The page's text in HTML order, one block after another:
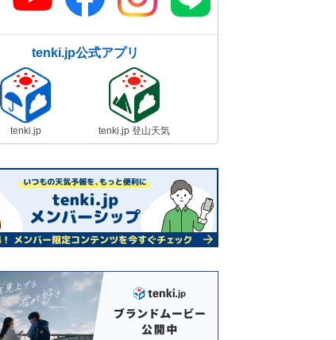
tenki.jp公式アプリ
tenki.jp tenki.jp 登山天気